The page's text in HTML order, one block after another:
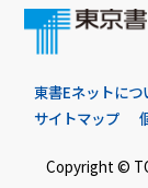
東書Eネットにつ
サイトマップ
Copyright ©